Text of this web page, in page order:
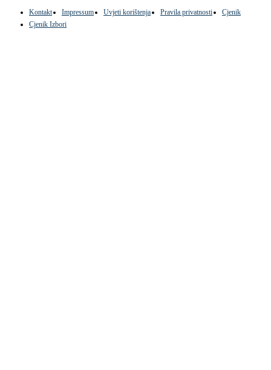
Kontakt Impressum Uvjeti korištenja Pravila privatnosti
Cjenik
Cjenik Izbori